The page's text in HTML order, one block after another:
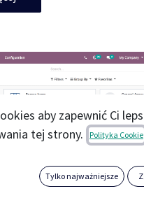
aby zapewnić Ci
tej strony.
Polityka Cookie
Tylko najważniejsze